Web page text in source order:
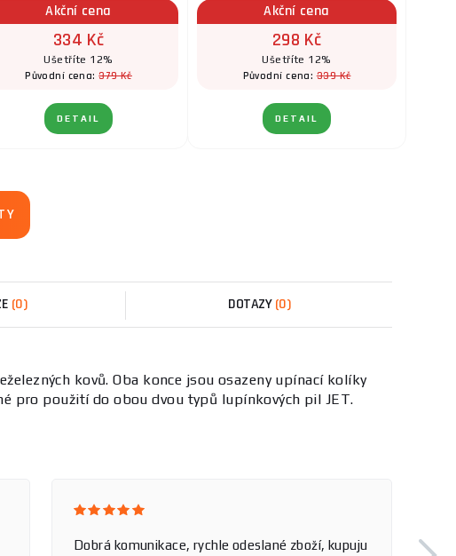
Akční cena
334 Kč
Ušetříte 12%
Původní cena:379 Kč
DETAIL
Akční cena
298 Kč
Ušetříte 12%
Původní cena:339 Kč
DETAIL
(0) DOTAZY (0)
kovů. Oba konce jsou osazeny upínací kolíky
pro použití do obou dvou typů lupínkových pil JET.
Dobrá komunikace, rychle odeslané zboží, kupuju